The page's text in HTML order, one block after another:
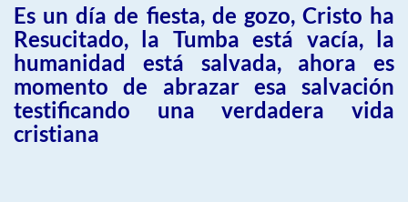
Es un día de fiesta, de gozo, Cristo ha
Resucitado, la Tumba está vacía, la
humanidad está salvada, ahora es
momento de abrazar esa salvación
testificando una verdadera vida
cristiana